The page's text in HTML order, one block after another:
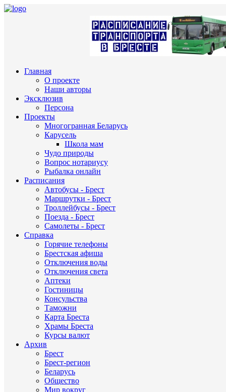
Главная
О проекте
Наши авторы
Эксклюзив
Персона
Проекты
Многогранная Беларусь
Карусель
Школа мам
Чудо природы
Вопрос нотариусу
Рыбалка онлайн
Расписания
Автобусы - Брест
Маршрутки - Брест
Троллейбусы - Брест
Поезда - Брест
Самолеты - Брест
Справка
Горячие телефоны
Брестская афиша
Отключения воды
Отключения света
Аптеки
Гостиницы
Консульства
Таможни
Карта Бреста
Храмы Бреста
Курсы валют
Архив
Брест
Брест-регион
Беларусь
Общество
Мир вокруг